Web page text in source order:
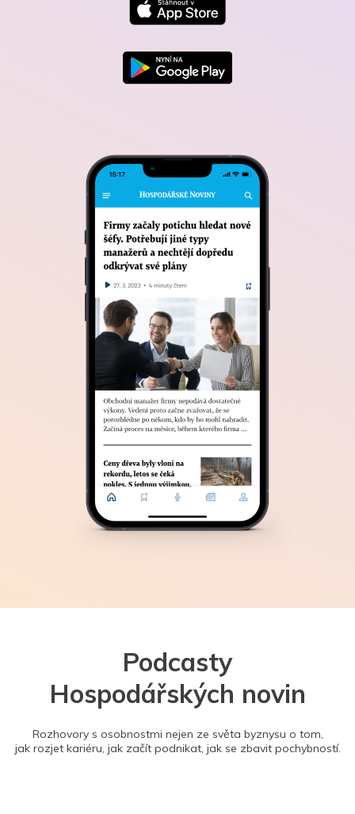
Podcasty
Hospodářských novin
Rozhovory s osobnostmi nejen ze světa byznysu o tom,
jak rozjet kariéru, jak začít podnikat, jak se zbavit pochybností.